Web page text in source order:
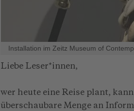
Installation im Zeitz Museum of
Liebe Leser*innen,
wer heute eine Reise plant,
überschaubare Menge an